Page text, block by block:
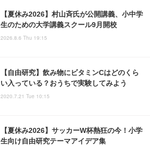
【夏休み2026】村山斉氏が公開講義、小中学
生のための大学講義スクール9月開校
2026.8.6 Thu 19:15
【自由研究】飲み物にビタミンCはどのくら
い入っている？おうちで実験してみよう
2020.7.21 Tue 10:15
【夏休み2026】サッカーW杯熱狂の今！小学
生向け自由研究テーマアイデア集